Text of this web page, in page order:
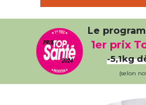
Le
1er prix
-5,1kg
(selon